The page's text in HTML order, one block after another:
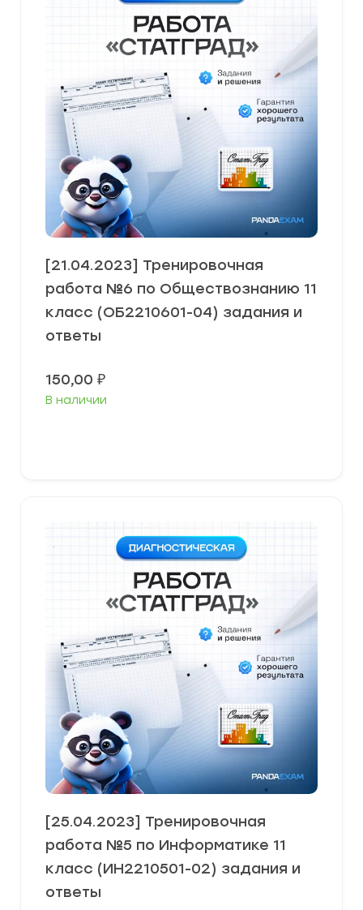
[21.04.2023] Тренировочная
работа №6 по Обществознанию 11
класс (ОБ2210601-04) задания и
ответы
150,00 ₽
В наличии
[25.04.2023] Тренировочная
работа №5 по Информатике 11
класс (ИН2210501-02) задания и
ответы